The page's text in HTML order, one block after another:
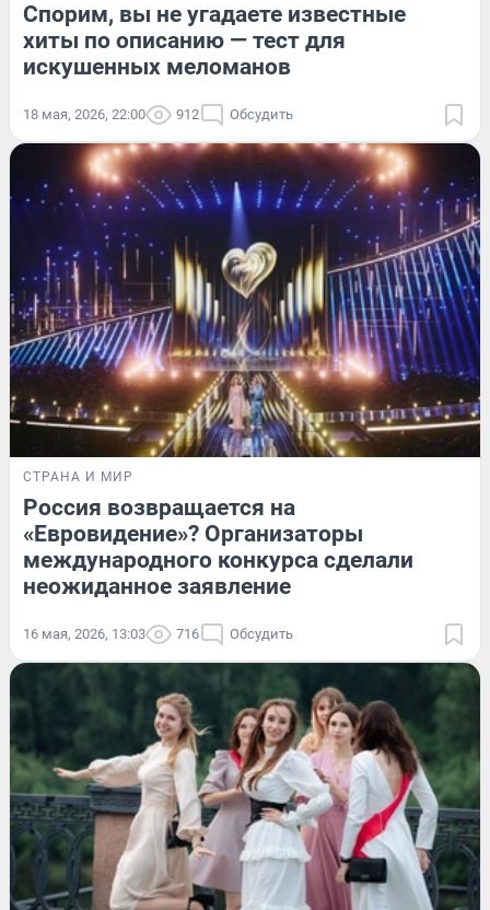
Спорим, вы не угадаете известные
хиты по описанию — тест для
искушенных меломанов
18 мая, 2026, 22:00 912 Обсудить
СТРАНА И МИР
Россия возвращается на
«Евровидение»? Организаторы
международного конкурса сделали
неожиданное заявление
16 мая, 2026, 13:03 716 Обсудить